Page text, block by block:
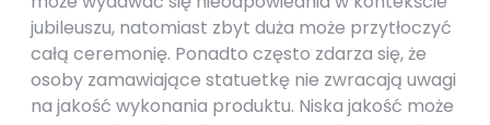
jubileuszu, natomiast zbyt duża może przytłoczyć
całą ceremonię. Ponadto często zdarza się, że
osoby zamawiające statuetkę nie zwracają uwagi
na jakość wykonania produktu. Niska jakość może